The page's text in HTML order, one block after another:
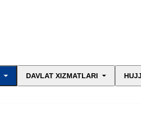
DAVLAT XIZMATLARI